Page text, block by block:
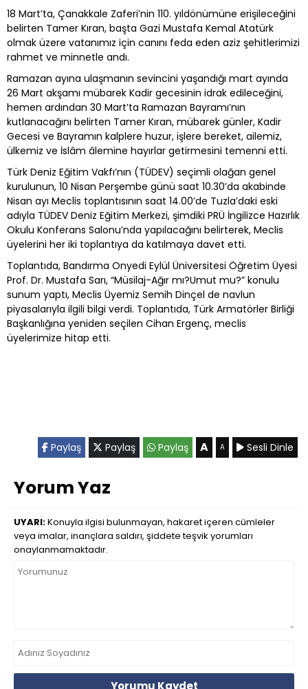
18 Mart’ta, Çanakkale Zaferi’nin 110. yıldönümüne erişileceğini
belirten Tamer Kıran, başta Gazi Mustafa Kemal Atatürk
olmak üzere vatanımız için canını feda eden aziz şehitlerimizi
rahmet ve minnetle andı.
Ramazan ayına ulaşmanın sevincini yaşandığı mart ayında
26 Mart akşamı mübarek Kadir gecesinin idrak edileceğini,
hemen ardından 30 Mart’ta Ramazan Bayramı’nın
kutlanacağını belirten Tamer Kıran, mübarek günler, Kadir
Gecesi ve Bayramın kalplere huzur, işlere bereket, ailemiz,
ülkemiz ve İslâm âlemine hayırlar getirmesini temenni etti.
Türk Deniz Eğitim Vakfı’nın (TÜDEV) seçimli olağan genel
kurulunun, 10 Nisan Perşembe günü saat 10.30’da akabinde
Nisan ayı Meclis toplantısının saat 14.00’de Tuzla’daki eski
adıyla TÜDEV Deniz Eğitim Merkezi, şimdiki PRÜ İngilizce Hazırlık
Okulu Konferans Salonu’nda yapılacağını belirterek, Meclis
üyelerini her iki toplantıya da katılmaya davet etti.
Toplantıda, Bandırma Onyedi Eylül Üniversitesi Öğretim Üyesi
Prof. Dr. Mustafa Sarı, “Müsilaj-Ağır mı?Umut mu?” konulu
sunum yaptı, Meclis Üyemiz Semih Dinçel de navlun
piyasalarıyla ilgili bilgi verdi. Toplantıda, Türk Armatörler Birliği
Başkanlığına yeniden seçilen Cihan Ergenç, meclis
üyelerimize hitap etti.
Paylaş Paylaş Paylaş A A Sesli Dinle
Yorum Yaz
UYARI:Konuyla ilgisi bulunmayan, hakaret içeren cümleler
veya imalar, inançlara saldırı, şiddete teşvik yorumları
onaylanmamaktadır.
Yorumu Kaydet